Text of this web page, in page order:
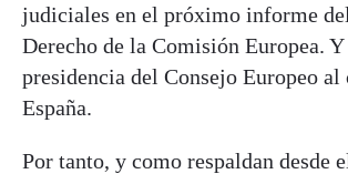
judiciales en el próximo informe
Derecho de la Comisión Europea.
presidencia del Consejo Europeo al
España.
Por tanto, y como respaldan desde